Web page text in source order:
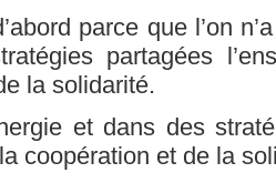
parce que l’on
partagées
la solidarité.
et dans des
coopération et de la